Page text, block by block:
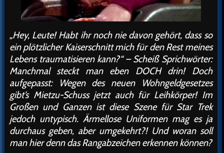
„Hey, Leute! Habt ihr noch nie davon gehört, dass so
ein plötzlicher Kaiserschnitt mich für den Rest meines
Lebens traumatisieren kann?“ – Scheiß Sprichwörter:
Manchmal steckt man eben DOCH drin! Doch
aufgepasst: Wegen des neuen Wohngeldgesetzes
gibt’s Mietzu-Schuss jetzt auch für Leihkörper! Im
Großen und Ganzen ist diese Szene für Star Trek
jedoch untypisch. Ärmellose Uniformen mag es ja
durchaus geben, aber umgekehrt?! Und woran soll
man hier denn das Rangabzeichen erkennen können?